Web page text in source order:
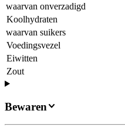
waarvan onverzadigd
Koolhydraten
waarvan suikers
Voedingsvezel
Eiwitten
Zout
Bewaren